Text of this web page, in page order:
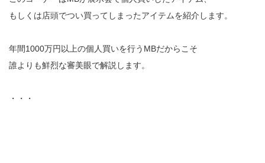
もしくは店頭でつい買ってしまったアイテムを紹介します。
年間1000万円以上の個人買いを行うMBだからこそ
誰よりも鮮烈な審美眼で解説します。
・・・